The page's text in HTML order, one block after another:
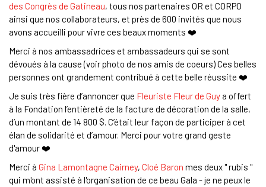
des Congrès de Gatineau, tous nos partenaires OR et CORPO
ainsi que nos collaborateurs, et près de 600 invités que nous
avons accueilli pour vivre ces beaux moments ❤️
Merci à nos ambassadrices et ambassadeurs qui se sont
dévoués à la cause (voir photo de nos amis de coeurs) Ces belles
personnes ont grandement contribué à cette belle réussite ❤️
Je suis très fière d’annoncer que Fleuriste Fleur de Guy a offert
à la Fondation l’entièreté de la facture de décoration de la salle,
d’un montant de 14 800 $. C’était leur façon de participer à cet
élan de solidarité et d’amour. Merci pour votre grand geste
d'amour ❤️
Merci à Gina Lamontagne Cairney, Cloé Baron mes deux " rubis "
qui m'ont assisté à l'organisation de ce beau Gala - je ne peux le